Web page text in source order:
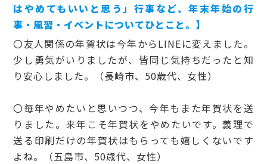
はやめてもいいと思う」行事など、年末年始の行
事・風習・イベントについてひとこと。】
〇友人関係の年賀状は今年からLINEに変えました。
少し勇気がいりましたが、皆同じ気持ちだったと知
り安心しました。（長崎市、50歳代、女性）
〇毎年やめたいと思いつつ、今年もまた年賀状を送
りました。来年こそ年賀状をやめたいです。義理で
送る印刷だけの年賀状はもらっても嬉しくないです
よね。（五島市、50歳代、女性）